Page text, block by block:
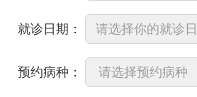
就诊日期：
预约病种：